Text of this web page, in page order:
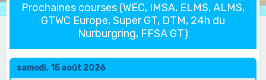
Prochaines courses (WEC, IMSA, ELMS, ALMS,
GTWC Europe, Super GT, DTM, 24h du
Nurburgring, FFSA GT)
samedi, 15 août 2026